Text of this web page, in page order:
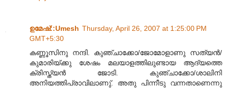
ഉമേഷ്::Umesh Thursday, April 26, 2007 at 1:25:00 PM
GMT+5:30
കണ്ണൂസിനു നന്ദി. കുഞ്ചാക്കോ/ജോമോളാണു സത്യന്‍/
കുമാരിയ്ക്കു ശേഷം മലയാളത്തിലുണ്ടായ ആദ്യത്തെ
ക്രിസ്ത്യന്‍ ജോടി. കുഞ്ചാക്കോ/ശാലിനി
അനിയത്തിപ്രാവിലാണു്. അതു പിന്നീടു വന്നതാണെന്നു